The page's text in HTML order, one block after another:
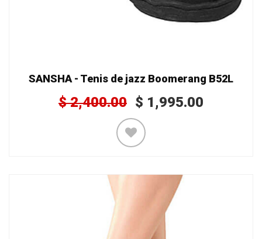
SANSHA - Tenis de jazz Boomerang B52L
$2,400.00 $ 1,995.00